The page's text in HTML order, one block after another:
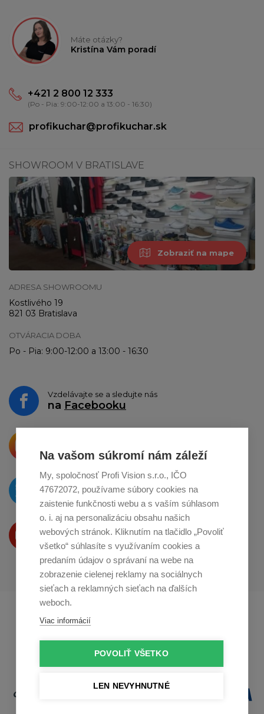
Máte otázky?
Kristína Vám poradí
+421 2 800 12 333
(Po - Pia: 9:00-12:00 a 13:00 - 16:30)
profikuchar@profikuchar.sk
SHOWROOM V BRATISLAVE
Zobraziť na mape
ADRESA SHOWROOMU
Kostlivého 19
821 03 Bratislava
OTVÁRACIA DOBA
Po - Pia: 9:00-12:00 a 13:00 - 16:30
Vzdelávajte se a sledujte nás
na Facebooku
o zdieľanie naInstagrame
O novinkách píšeme
naTwitteri
Produkty Vám predstavujeme
na Youtube
Profikuchař.cz
Na vašom súkromí nám záleží
My, spoločnosť Profi Vision s.r.o., IČO
47672072, používame súbory cookies na
zaistenie funkčnosti webu a s vaším súhlasom
o. i. aj na personalizáciu obsahu našich
webových stránok. Kliknutím na tlačidlo „Povoliť
všetko“ súhlasíte s využívaním cookies a
predaním údajov o správaní na webe na
zobrazenie cielenej reklamy na sociálnych
sieťach a reklamných sieťach na ďalších
weboch.
Viac informácií
POVOLIŤ VŠETKO
LEN NEVYHNUTNÉ